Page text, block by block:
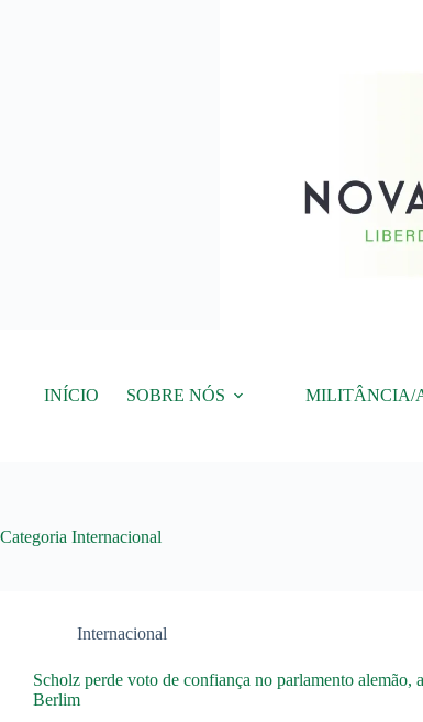
INÍCIO SOBRE NÓS MILITÂNCIA/
Categoria Internacional
Internacional
Scholz perde voto de confiança no parlamento alemão,
Berlim